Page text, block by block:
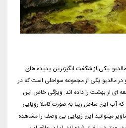
ساحل درخشان جزیره Vaadhoo مالدیو ،یکی از شگفت انگیزترین پدیده های
مالدیو یکی از مجموعه سواحلی است که در
ای از بهشت را داده اند. ویژگی خاص این
آب این ساحل زیبا به صورت کاملا رویایی
میتوانید این زیبایی بی وصف را مشاهده